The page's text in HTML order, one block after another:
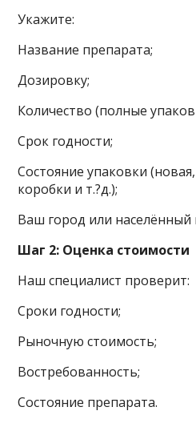
Укажите:
Название препарата;
Дозировку;
Количество (полные
Срок годности;
Состояние упаковки
коробки и т.?д.);
Ваш город или населённый
Шаг 2: Оценка стоимости
Наш специалист проверит:
Сроки годности;
Рыночную стоимость;
Востребованность;
Состояние препарата.